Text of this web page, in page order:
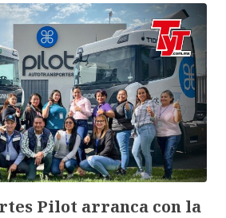
Pilot arranca con la